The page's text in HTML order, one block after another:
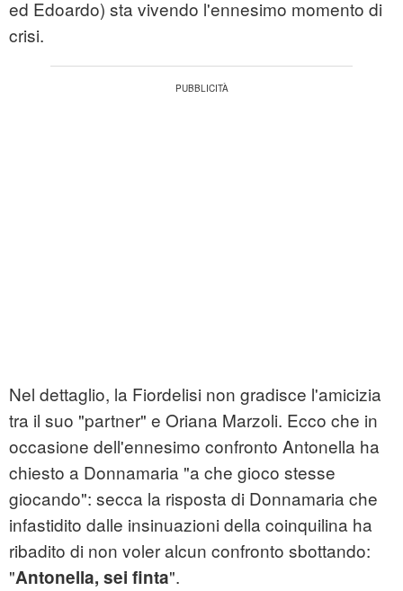
ed Edoardo) sta vivendo l'ennesimo momento di
crisi.
Nel dettaglio, la Fiordelisi non gradisce l'amicizia
tra il suo "partner" e Oriana Marzoli. Ecco che in
occasione dell'ennesimo confronto Antonella ha
chiesto a Donnamaria "a che gioco stesse
giocando": secca la risposta di Donnamaria che
infastidito dalle insinuazioni della coinquilina ha
ribadito di non voler alcun confronto sbottando:
"Antonella, sei finta".